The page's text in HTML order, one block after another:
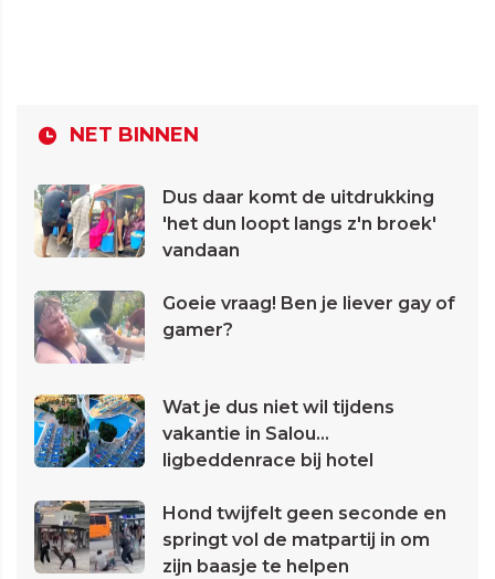
NET BINNEN
Dus daar komt de uitdrukking
'het dun loopt langs z'n broek'
vandaan
Goeie vraag! Ben je liever gay of
gamer?
Wat je dus niet wil tijdens
vakantie in Salou...
ligbeddenrace bij hotel
Hond twijfelt geen seconde en
springt vol de matpartij in om
zijn baasje te helpen